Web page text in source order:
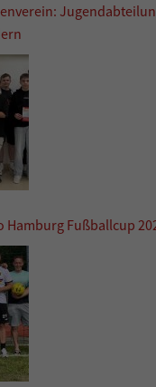
Hamburg Fußballcup